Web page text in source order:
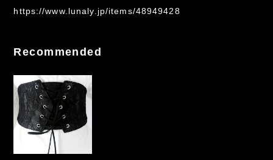
https://www.lunaly.jp/items/48949428
Recommended